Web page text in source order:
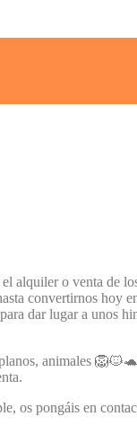
o venta de
convertirnos
dar lugar a unos
animales
os pongáis en